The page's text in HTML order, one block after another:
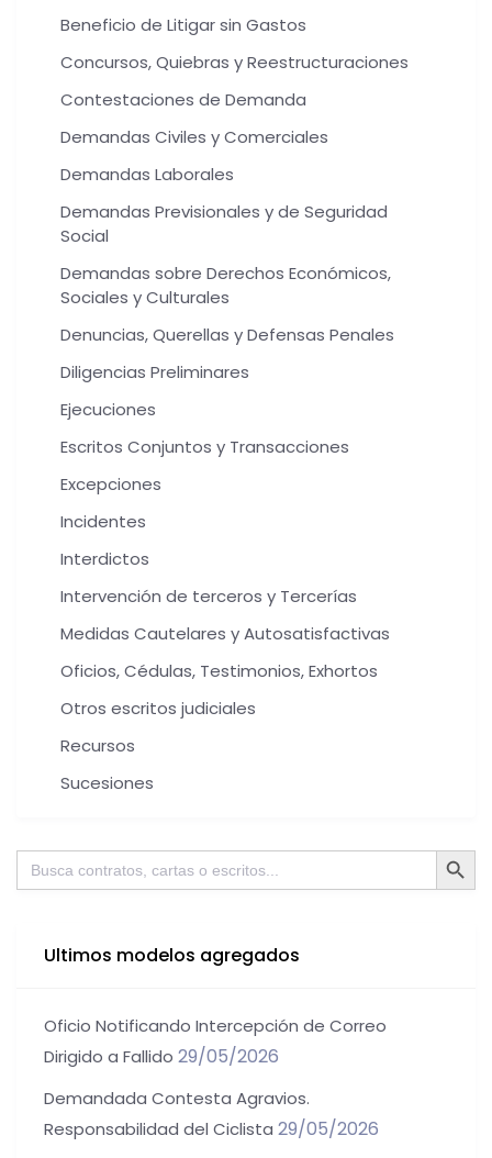
Beneficio de Litigar sin Gastos
Concursos, Quiebras y Reestructuraciones
Contestaciones de Demanda
Demandas Civiles y Comerciales
Demandas Laborales
Demandas Previsionales y de Seguridad
Social
Demandas sobre Derechos Económicos,
Sociales y Culturales
Denuncias, Querellas y Defensas Penales
Diligencias Preliminares
Ejecuciones
Escritos Conjuntos y Transacciones
Excepciones
Incidentes
Interdictos
Intervención de terceros y Tercerías
Medidas Cautelares y Autosatisfactivas
Oficios, Cédulas, Testimonios, Exhortos
Otros escritos judiciales
Recursos
Sucesiones
Buscar: Botón de
Ultimos modelos agregados
Oficio Notificando Intercepción de Correo
Dirigido a Fallido 29/05/2026
Demandada Contesta Agravios.
Responsabilidad del Ciclista 29/05/2026